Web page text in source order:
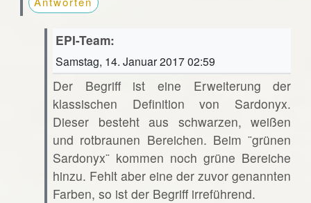
EPI-Team:
Samstag, 14. Januar 2017 02:59
Der Begriff ist eine Erweiterung der
klassischen Definition von Sardonyx.
Dieser besteht aus schwarzen, weißen
und rotbraunen Bereichen. Beim ¨grünen
Sardonyx¨ kommen noch grüne Bereiche
hinzu. Fehlt aber eine der zuvor genannten
Farben, so ist der Begriff irreführend.